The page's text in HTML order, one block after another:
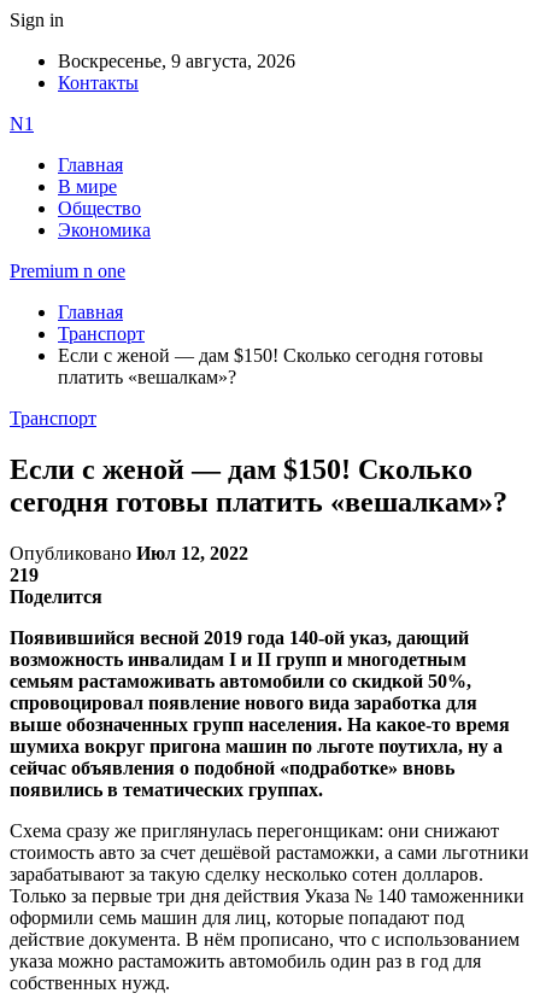
Sign in
Воскресенье, 9 августа, 2026
Контакты
N1
Главная
В мире
Общество
Экономика
Premium n one
Главная
Транспорт
Если с женой — дам $150! Сколько сегодня готовы
платить «вешалкам»?
Транспорт
Если с женой — дам $150! Сколько
сегодня готовы платить «вешалкам»?
Опубликовано Июл 12, 2022
219
Поделится
Появившийся весной 2019 года 140-ой указ, дающий
возможность инвалидам I и II групп и многодетным
семьям растаможивать автомобили со скидкой 50%,
спровоцировал появление нового вида заработка для
выше обозначенных групп населения. На какое-то время
шумиха вокруг пригона машин по льготе поутихла, ну а
сейчас объявления о подобной «подработке» вновь
появились в тематических группах.
Схема сразу же приглянулась перегонщикам: они снижают
стоимость авто за счет дешёвой растаможки, а сами льготники
зарабатывают за такую сделку несколько сотен долларов.
Только за первые три дня действия Указа № 140 таможенники
оформили семь машин для лиц, которые попадают под
действие документа. В нём прописано, что с использованием
указа можно растаможить автомобиль один раз в год для
собственных нужд.